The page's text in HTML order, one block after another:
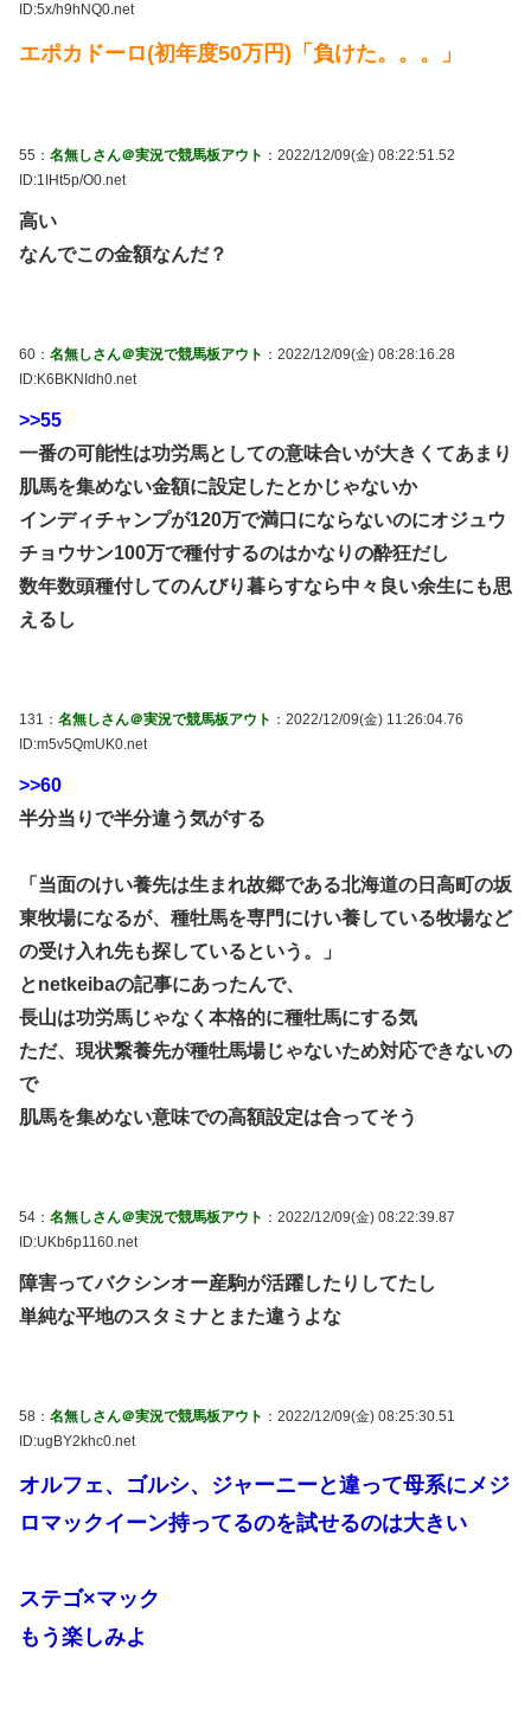
ID:5x/h9hNQ0.net
エポカドーロ(初年度50万円)「負けた。。。」
55： 名無しさん＠実況で競馬板アウト ：2022/12/09(金) 08:22:51.52
ID:1IHt5p/O0.net
高い
なんでこの金額なんだ？
60： 名無しさん＠実況で競馬板アウト ：2022/12/09(金) 08:28:16.28
ID:K6BKNIdh0.net
>>55
一番の可能性は功労馬としての意味合いが大きくてあまり
肌馬を集めない金額に設定したとかじゃないか
インディチャンプが120万で満口にならないのにオジュウ
チョウサン100万で種付するのはかなりの酔狂だし
数年数頭種付してのんびり暮らすなら中々良い余生にも思
えるし
131： 名無しさん＠実況で競馬板アウト ：2022/12/09(金) 11:26:04.76
ID:m5v5QmUK0.net
>>60
半分当りで半分違う気がする
「当面のけい養先は生まれ故郷である北海道の日高町の坂
東牧場になるが、種牡馬を専門にけい養している牧場など
の受け入れ先も探しているという。」
とnetkeibaの記事にあったんで、
長山は功労馬じゃなく本格的に種牡馬にする気
ただ、現状繋養先が種牡馬場じゃないため対応できないの
で
肌馬を集めない意味での高額設定は合ってそう
54： 名無しさん＠実況で競馬板アウト ：2022/12/09(金) 08:22:39.87
ID:UKb6p1160.net
障害ってバクシンオー産駒が活躍したりしてたし
単純な平地のスタミナとまた違うよな
58： 名無しさん＠実況で競馬板アウト ：2022/12/09(金) 08:25:30.51
ID:ugBY2khc0.net
オルフェ、ゴルシ、ジャーニーと違って母系にメジ
ロマックイーン持ってるのを試せるのは大きい
ステゴ×マック
もう楽しみよ